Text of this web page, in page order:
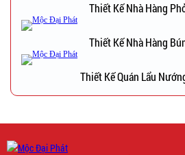
Thiết Kế Nhà Hàng
Thiết Kế Nhà Hàng
Thiết Kế Quán Lẩu